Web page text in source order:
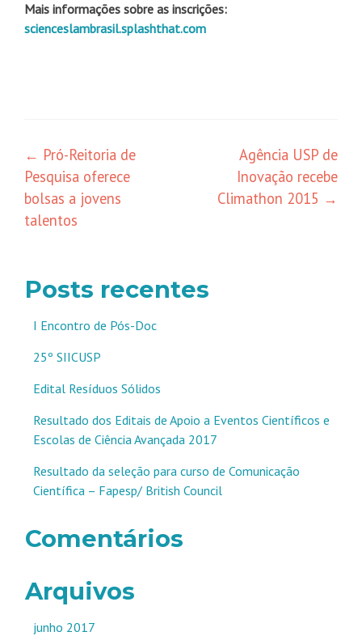
Mais informações sobre as inscrições:
scienceslambrasil.splashthat.com
Navegação
de
posts
← Pró-Reitoria de
Pesquisa oferece
bolsas a jovens
talentos
Agência USP de
Inovação recebe
Climathon 2015 →
Posts recentes
I Encontro de Pós-Doc
25º SIICUSP
Edital Resíduos Sólidos
Resultado dos Editais de Apoio a Eventos Científicos e
Escolas de Ciência Avançada 2017
Resultado da seleção para curso de Comunicação
Científica – Fapesp/ British Council
Comentários
Arquivos
junho 2017